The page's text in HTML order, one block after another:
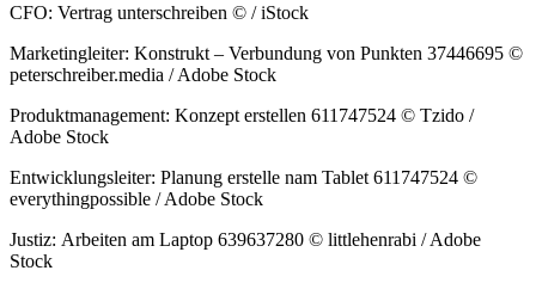
CFO: Vertrag unterschreiben © / iStock
Marketingleiter: Konstrukt – Verbundung von Punkten 37446695 ©
peterschreiber.media / Adobe Stock
Produktmanagement: Konzept erstellen 611747524 © Tzido /
Adobe Stock
Entwicklungsleiter: Planung erstelle nam Tablet 611747524 ©
everythingpossible / Adobe Stock
Justiz: Arbeiten am Laptop 639637280 © littlehenrabi / Adobe
Stock